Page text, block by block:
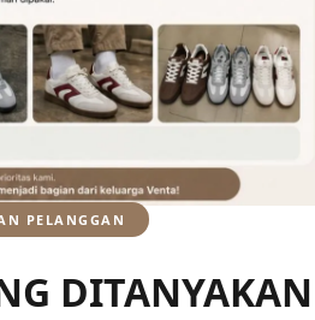
PELANGGAN
DITANYAKAN